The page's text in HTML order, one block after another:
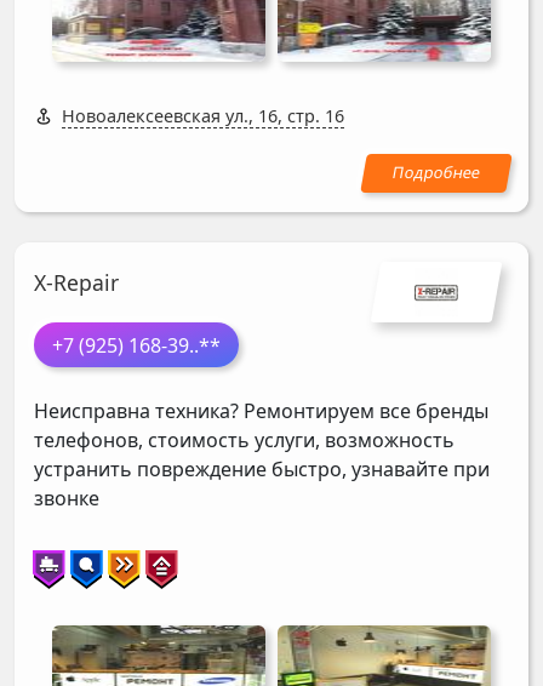
Новоалексеевская ул., 16, стр. 16
X-Repair
+7 (925) 168-39..**
Неисправна техника? Ремонтируем все бренды
телефонов, стоимость услуги, возможность
устранить повреждение быстро, узнавайте при
звонке